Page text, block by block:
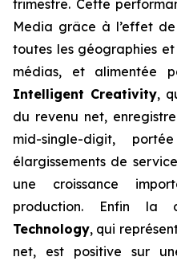
trimestre. Cette
Media grâce à l’effet
toutes les géographies et
médias, et alimentée
Intelligent Creativity,
du revenu net,
mid-single-digit,
élargissements de
une croissance
production. Enfin la
Technology, qui
net, est positive sur